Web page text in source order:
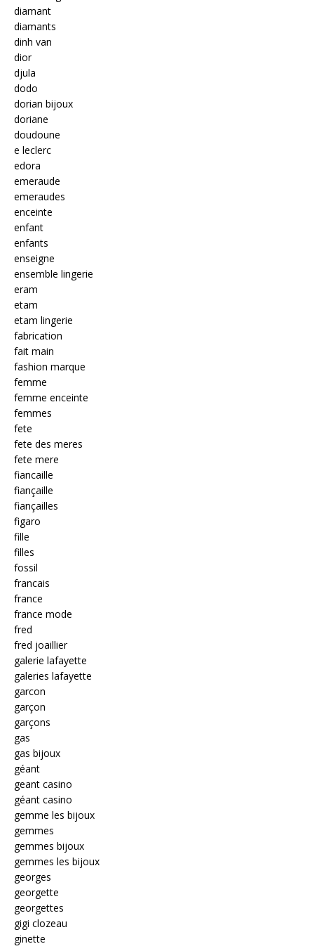
diamant
diamants
dinh van
dior
djula
dodo
dorian bijoux
doriane
doudoune
e leclerc
edora
emeraude
emeraudes
enceinte
enfant
enfants
enseigne
ensemble lingerie
eram
etam
etam lingerie
fabrication
fait main
fashion marque
femme
femme enceinte
femmes
fete
fete des meres
fete mere
fiancaille
fiançaille
fiançailles
figaro
fille
filles
fossil
francais
france
france mode
fred
fred joaillier
galerie lafayette
galeries lafayette
garcon
garçon
garçons
gas
gas bijoux
géant
geant casino
géant casino
gemme les bijoux
gemmes
gemmes bijoux
gemmes les bijoux
georges
georgette
georgettes
gigi clozeau
ginette